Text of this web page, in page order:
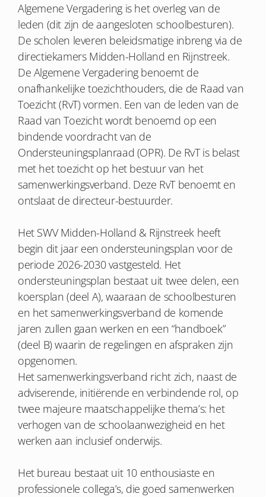
Algemene Vergadering is het overleg van de
leden (dit zijn de aangesloten schoolbesturen).
De scholen leveren beleidsmatige inbreng via de
directiekamers Midden-Holland en Rijnstreek.
De Algemene Vergadering benoemt de
onafhankelijke toezichthouders, die de Raad van
Toezicht (RvT) vormen. Een van de leden van de
Raad van Toezicht wordt benoemd op een
bindende voordracht van de
Ondersteuningsplanraad (OPR). De RvT is belast
met het toezicht op het bestuur van het
samenwerkingsverband. Deze RvT benoemt en
ontslaat de directeur-bestuurder.
Het SWV Midden-Holland & Rijnstreek heeft
begin dit jaar een ondersteuningsplan voor de
periode 2026-2030 vastgesteld. Het
ondersteuningsplan bestaat uit twee delen, een
koersplan (deel A), waaraan de schoolbesturen
en het samenwerkingsverband de komende
jaren zullen gaan werken en een “handboek”
(deel B) waarin de regelingen en afspraken zijn
opgenomen.
Het samenwerkingsverband richt zich, naast de
adviserende, initiërende en verbindende rol, op
twee majeure maatschappelijke thema’s: het
verhogen van de schoolaanwezigheid en het
werken aan inclusief onderwijs.
Het bureau bestaat uit 10 enthousiaste en
professionele collega’s, die goed samenwerken